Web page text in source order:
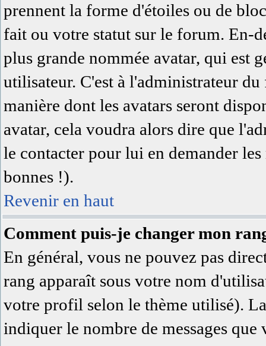
prennent la forme d'étoiles ou de
fait ou votre statut sur le forum. En-
plus grande nommée avatar, qui est
utilisateur. C'est à l'administrateur
manière dont les avatars seront
avatar, cela voudra alors dire que
le contacter pour lui en demander
bonnes !).
Revenir en haut
Comment puis-je changer mon
En général, vous ne pouvez pas
rang apparaît sous votre nom
votre profil selon le thème utilisé).
indiquer le nombre de messages